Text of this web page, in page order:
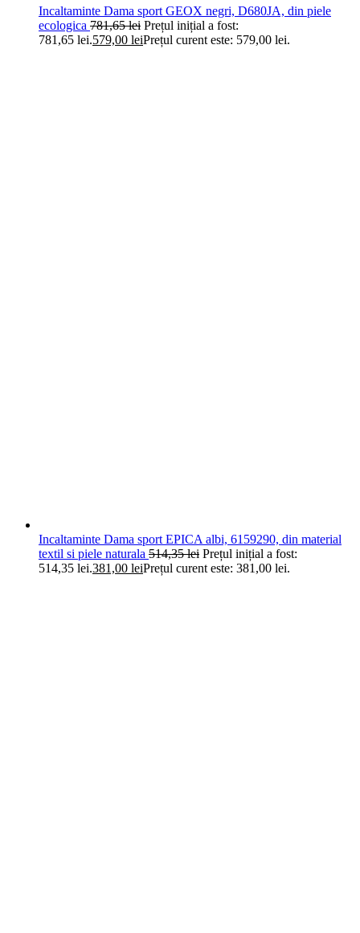
Incaltaminte Dama sport GEOX negri, D680JA, din piele
ecologica 781,65lei Prețul inițial a fost:
781,65 lei.579,00 leiPrețul curent este: 579,00 lei.
Incaltaminte Dama sport EPICA albi, 6159290, din material
textil si piele naturala 514,35lei Prețul inițial a fost:
514,35 lei.381,00 leiPrețul curent este: 381,00 lei.